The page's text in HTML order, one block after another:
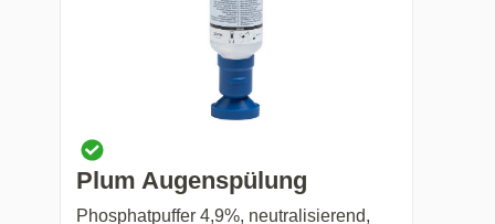
Plum Augenspülung
Phosphatpuffer 4,9%, neutralisierend,